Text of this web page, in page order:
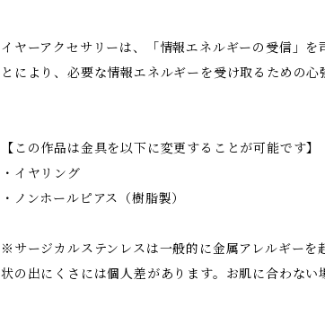
イヤーアクセサリーは、「情報エネルギーの受信」
とにより、必要な情報エネルギーを受け取るための心
【この作品は金具を以下に変更することが可能です】
・イヤリング
・ノンホールピアス（樹脂製）
※サージカルステンレスは一般的に金属アレルギーを
状の出にくさには個人差があります。お肌に合わない